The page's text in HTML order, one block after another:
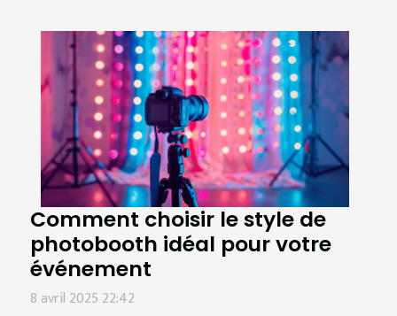
Comment choisir le style de
photobooth idéal pour votre
événement
8 avril 2025 22:42